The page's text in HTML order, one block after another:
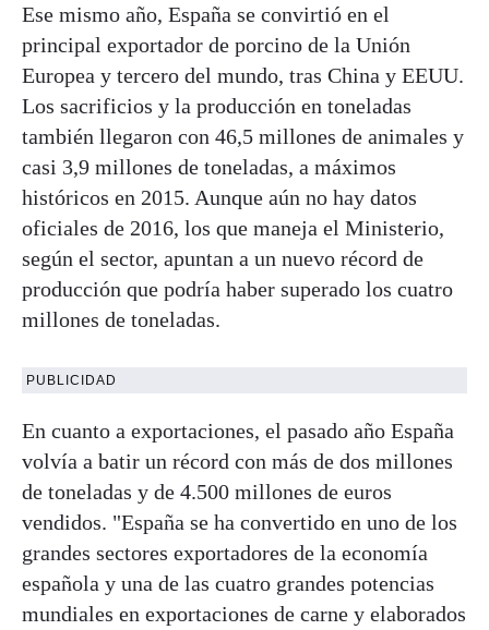
Ese mismo año, España se convirtió en el
principal exportador de porcino de la Unión
Europea y tercero del mundo, tras China y EEUU.
Los sacrificios y la producción en toneladas
también llegaron con 46,5 millones de animales y
casi 3,9 millones de toneladas, a máximos
históricos en 2015. Aunque aún no hay datos
oficiales de 2016, los que maneja el Ministerio,
según el sector, apuntan a un nuevo récord de
producción que podría haber superado los cuatro
millones de toneladas.
PUBLICIDAD
En cuanto a exportaciones, el pasado año España
volvía a batir un récord con más de dos millones
de toneladas y de 4.500 millones de euros
vendidos. "España se ha convertido en uno de los
grandes sectores exportadores de la economía
española y una de las cuatro grandes potencias
mundiales en exportaciones de carne y elaborados